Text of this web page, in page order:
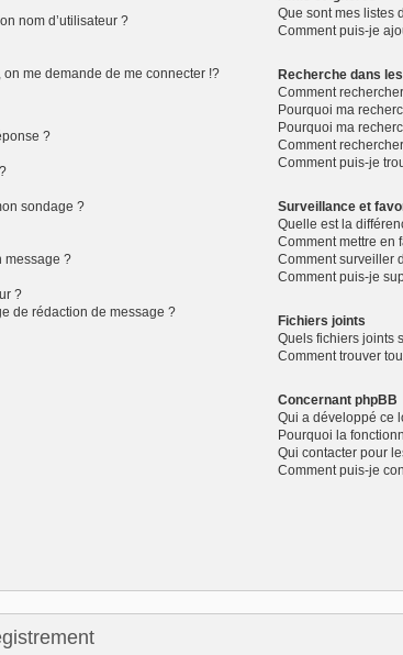
nom d’utilisateur ?
on me demande de me connecter !?
?
sondage ?
message ?
?
de rédaction de message ?
Que sont mes listes
Comment puis-je
Recherche dans
Comment
Pourquoi ma
Pourquoi ma
Comment
Comment puis-je
Surveillance et
Quelle est la
Comment mettre en
Comment surveiller
Comment puis-je
Fichiers joints
Quels fichiers joints
Comment trouver
Concernant phpBB
Qui a développé ce
Pourquoi la
Qui contacter pour
Comment puis-je